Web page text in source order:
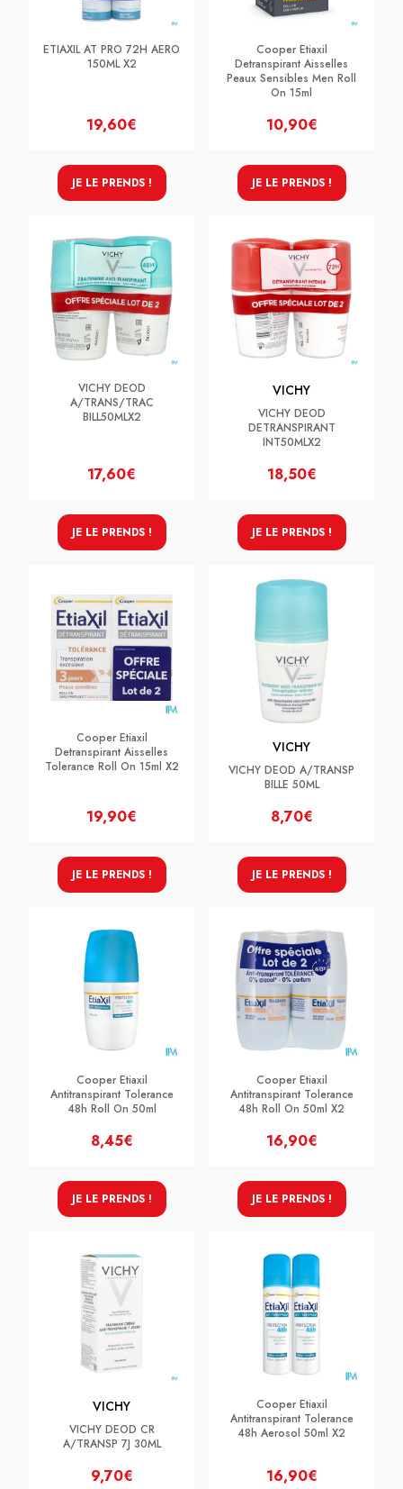
ETIAXIL AT PRO 72H AERO
150ML X2
19,60€
JE LE PRENDS !
Cooper Etiaxil
Detranspirant Aisselles
Peaux Sensibles Men Roll
On 15ml
10,90€
JE LE PRENDS !
VICHY DEOD
A/TRANS/TRAC
BILL50MLX2
17,60€
JE LE PRENDS !
VICHY
VICHY DEOD
DETRANSPIRANT
INT50MLX2
18,50€
JE LE PRENDS !
Cooper Etiaxil
Detranspirant Aisselles
Tolerance Roll On 15ml X2
19,90€
JE LE PRENDS !
VICHY
VICHY DEOD A/TRANSP
BILLE 50ML
8,70€
JE LE PRENDS !
Cooper Etiaxil
Antitranspirant Tolerance
48h Roll On 50ml
8,45€
JE LE PRENDS !
Cooper Etiaxil
Antitranspirant Tolerance
48h Roll On 50ml X2
16,90€
JE LE PRENDS !
VICHY
VICHY DEOD CR
A/TRANSP 7J 30ML
9,70€
Cooper Etiaxil
Antitranspirant Tolerance
48h Aerosol 50ml X2
16,90€